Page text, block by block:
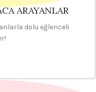
ARAYANLAR
dolu eğlenceli